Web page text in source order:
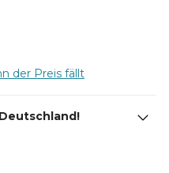
der Preis fällt